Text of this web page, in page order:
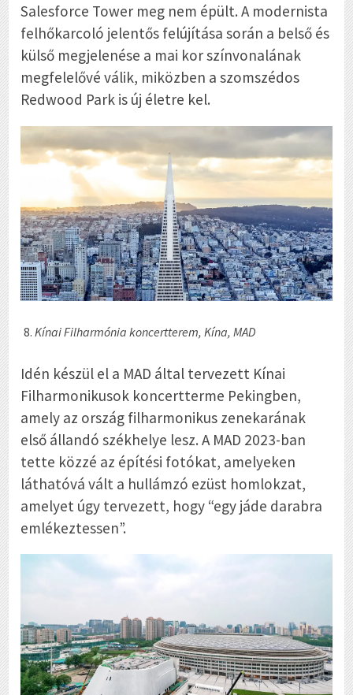
Salesforce Tower meg nem épült. A modernista
felhőkarcoló jelentős felújítása során a belső és
külső megjelenése a mai kor színvonalának
megfelelővé válik, miközben a szomszédos
Redwood Park is új életre kel.
Kínai Filharmónia koncertterem, Kína, MAD
Idén készül el a MAD által tervezett Kínai
Filharmonikusok koncertterme Pekingben,
amely az ország filharmonikus zenekarának
első állandó székhelye lesz. A MAD 2023-ban
tette közzé az építési fotókat, amelyeken
láthatóvá vált a hullámzó ezüst homlokzat,
amelyet úgy tervezett, hogy “egy jáde darabra
emlékeztessen”.